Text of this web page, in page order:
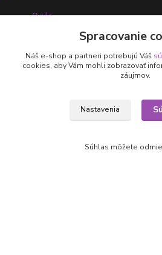
O nás
Ako nakupovať
Obchodné podmienky
Fotogaléria
Kontakty
Spracovanie
Náš e-shop a partneri potrebujú Váš
cookies, aby Vám mohli zobrazovať
záujmov.
Nastavenia
Súhlas môžete